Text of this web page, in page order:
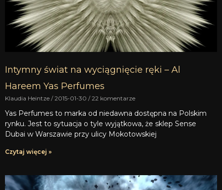
Intymny świat na wyciągnięcie ręki – Al
Hareem Yas Perfumes
Klaudia Heintze 2015-01-30 22 komentarze
Yas Perfumes to marka od niedawna dostępna na Polskim
rynku. Jest to sytuacja o tyle wyjątkowa, że sklep Sense
Dubai w Warszawie przy ulicy Mokotowskiej
Czytaj więcej »